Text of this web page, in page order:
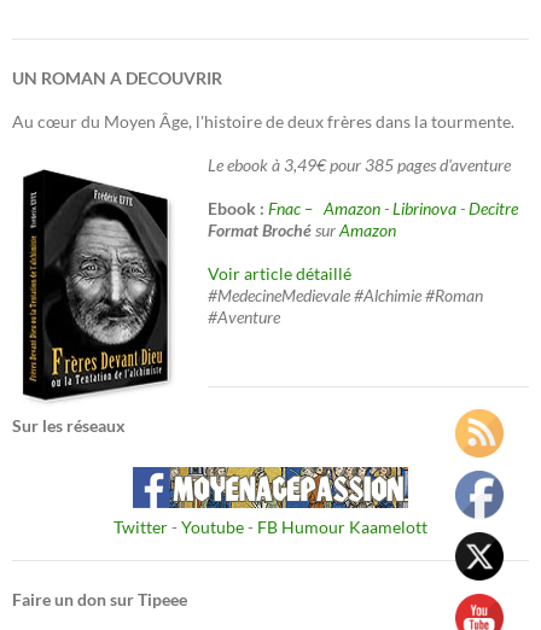
UN ROMAN A DECOUVRIR
Au cœur du Moyen Âge, l'histoire de deux frères dans la tourmente.
Le ebook à 3,49€ pour 385 pages d'aventure
Ebook : Fnac – Amazon-Librinova-Decitre
Format BrochésurAmazon
Voir article détaillé
#MedecineMedievale #Alchimie #Roman
#Aventure
Sur les réseaux
Twitter- Youtube- FB Humour Kaamelott
Faire un don sur Tipeee